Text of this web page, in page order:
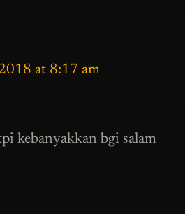
at 8:17 am
kebanyakkan bgi salam